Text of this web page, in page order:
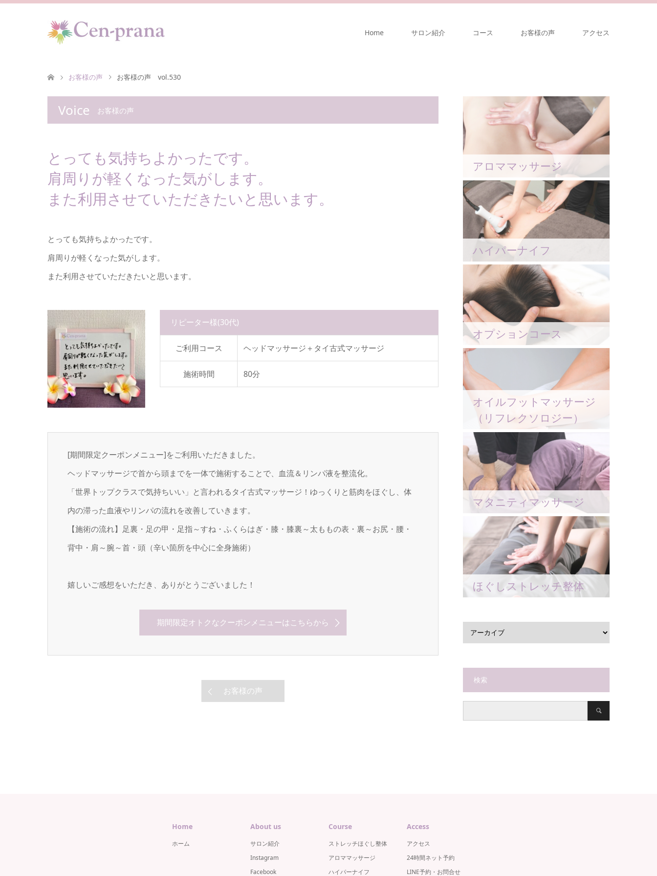
Home サロン紹介 コース お客様の声 アクセス
お客様の声 お客様の声 vol.530
Voice お客様の声
とっても気持ちよかったです。
肩周りが軽くなった気がします。
また利用させていただきたいと思います。
とっても気持ちよかったです。
肩周りが軽くなった気がします。
また利用させていただきたいと思います。
リピーター様(30代)
ご利用コース ヘッドマッサージ＋タイ古式マッサージ
施術時間 80分
[期間限定クーポンメニュー]をご利用いただきました。
ヘッドマッサージで首から頭までを一体で施術することで、血流＆リンパ液を整流化。
「世界トップクラスで気持ちいい」と言われるタイ古式マッサージ！ゆっくりと筋肉をほぐし、体
内の滞った血液やリンパの流れを改善していきます。
【施術の流れ】足裏・足の甲・足指～すね・ふくらはぎ・膝・膝裏～太ももの表・裏～お尻・腰・
背中・肩～腕～首・頭（辛い箇所を中心に全身施術）
嬉しいご感想をいただき、ありがとうございました！
期間限定オトクなクーポンメニューはこちらから
お客様の声
アロママッサージ
ハイパーナイフ
オプションコース
オイルフットマッサージ
（リフレクソロジー）
マタニティマッサージ
ほぐしストレッチ整体
検索
Home
ホーム
About us
サロン紹介
Instagram
Facebook
Course
ストレッチほぐし整体
アロママッサージ
ハイパーナイフ
Access
アクセス
24時間ネット予約
LINE予約・お問合せ